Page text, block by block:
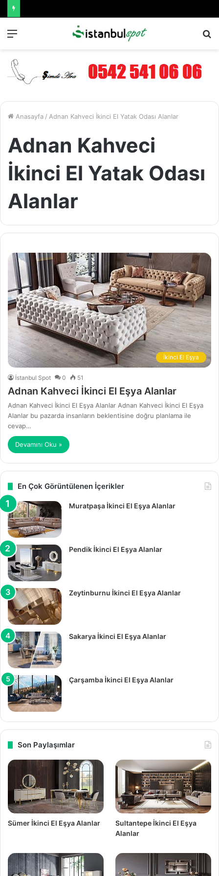
Anasayfa / Adnan Kahveci İkinci El Yatak Odası Alanlar
Adnan Kahveci
İkinci El Yatak Odası
Alanlar
İkinci El Eşya
İstanbul Spot 0 51
Adnan Kahveci İkinci El Eşya Alanlar
Adnan Kahveci İkinci El Eşya Alanlar Adnan Kahveci İkinci El Eşya
Alanlar bu pazarda insanların beklentisine doğru planlama ile
cevap…
Devamını Oku »
En Çok Görüntülenen İçerikler
Muratpaşa İkinci El Eşya Alanlar
Pendik İkinci El Eşya Alanlar
Zeytinburnu İkinci El Eşya Alanlar
Sakarya İkinci El Eşya Alanlar
Çarşamba İkinci El Eşya Alanlar
Son Paylaşımlar
Sümer İkinci El Eşya Alanlar
Sultantepe İkinci El Eşya
Alanlar